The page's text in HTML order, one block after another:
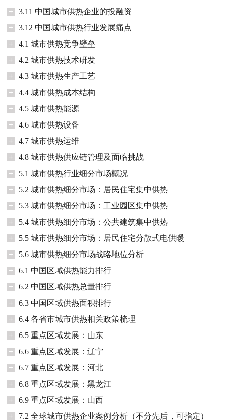
+
3.11 中国城市供热企业的投融资
+
3.12 中国城市供热行业发展痛点
+
4.1 城市供热竞争壁垒
+
4.2 城市供热技术研发
+
4.3 城市供热生产工艺
+
4.4 城市供热成本结构
+
4.5 城市供热能源
+
4.6 城市供热设备
+
4.7 城市供热运维
+
4.8 城市供热供应链管理及面临挑战
+
5.1 城市供热行业细分市场概况
+
5.2 城市供热细分市场：居民住宅集中供热
+
5.3 城市供热细分市场：工业园区集中供热
+
5.4 城市供热细分市场：公共建筑集中供热
+
5.5 城市供热细分市场：居民住宅分散式电供暖
+
5.6 城市供热细分市场战略地位分析
+
6.1 中国区域供热能力排行
+
6.2 中国区域供热总量排行
+
6.3 中国区域供热面积排行
+
6.4 各省市城市供热相关政策梳理
+
6.5 重点区域发展：山东
+
6.6 重点区域发展：辽宁
+
6.7 重点区域发展：河北
+
6.8 重点区域发展：黑龙江
+
6.9 重点区域发展：山西
+
7.2 全球城市供热企业案例分析（不分先后，可指定）